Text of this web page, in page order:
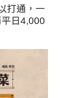
打通，一
日4,000